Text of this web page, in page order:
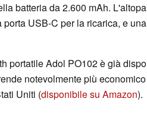
batteria da 2.600 mAh.
USB-C per la ricarica, e
portatile Adol PO102 è già
notevolmente più
Uniti (disponibile su Amazon).